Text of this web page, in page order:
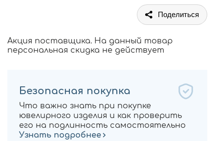
Поделиться
Акция поставщика. На данный товар
персональная скидка не действует
Безопасная покупка
Что важно знать при покупке
ювелирного изделия и как проверить
его на подлинность самостоятельно
Узнать подробнее